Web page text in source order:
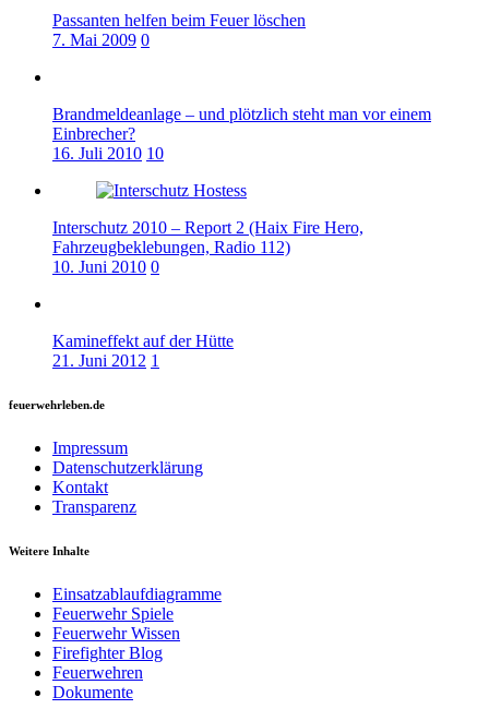
Passanten helfen beim Feuer löschen
7. Mai 2009 0
Brandmeldeanlage – und plötzlich steht man vor einem
Einbrecher?
16. Juli 2010 10
Interschutz 2010 – Report 2 (Haix Fire Hero,
Fahrzeugbeklebungen, Radio 112)
10. Juni 2010 0
Kamineffekt auf der Hütte
21. Juni 2012 1
feuerwehrleben.de
Impressum
Datenschutzerklärung
Kontakt
Transparenz
Weitere Inhalte
Einsatzablaufdiagramme
Feuerwehr Spiele
Feuerwehr Wissen
Firefighter Blog
Feuerwehren
Dokumente